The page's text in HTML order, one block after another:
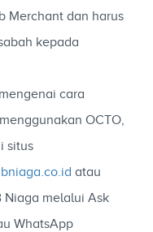
Merchant dan harus
kepada
cara
OCTO,
situs
atau
Niaga melalui Ask
WhatsApp